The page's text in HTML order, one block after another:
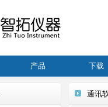
产品 下载
通讯